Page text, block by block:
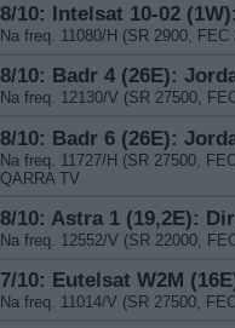
8/10: Intelsat 10-02
Na freq. 11080/H (SR 2900,
8/10: Badr 4 (26E):
Na freq. 12130/V (SR 27500,
8/10: Badr 6 (26E):
Na freq. 11727/H (SR 27500,
QARRA TV
8/10: Astra 1 (19,2E):
Na freq. 12552/V (SR 22000,
7/10: Eutelsat W2M
Na freq. 11014/V (SR 27500,